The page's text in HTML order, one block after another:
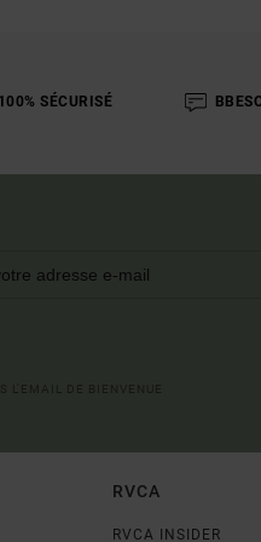
SÉCURISÉ
RVCA
RVCA INSIDER